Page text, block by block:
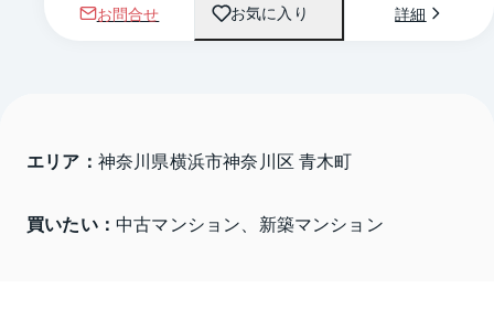
お問合せ お気に入り 詳細
エリア： 神奈川県横浜市神奈川区 青木町
買いたい： 中古マンション、新築マンション